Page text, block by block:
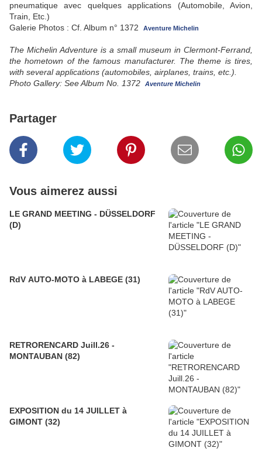
pneumatique avec quelques applications (Automobile, Avion,
Train, Etc.)
Galerie Photos : Cf. Album n° 1372
Aventure Michelin
The Michelin Adventure is a small museum in Clermont-Ferrand,
the hometown of the famous manufacturer.
The theme is tires,
with several applications (automobiles, airplanes, trains, etc.).
Photo Gallery: See Album No. 1372
Aventure Michelin
Partager
Vous aimerez aussi
LE GRAND MEETING - DÜSSELDORF
(D)
RdV AUTO-MOTO à LABEGE (31)
RETRORENCARD Juill.26 -
MONTAUBAN (82)
EXPOSITION du 14 JUILLET à
GIMONT (32)